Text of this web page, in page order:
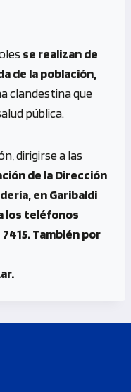
se realizan de
de la población,
clandestina que
pública.
dirigirse a las
de la Dirección
en Garibaldi
los teléfonos
También por
.